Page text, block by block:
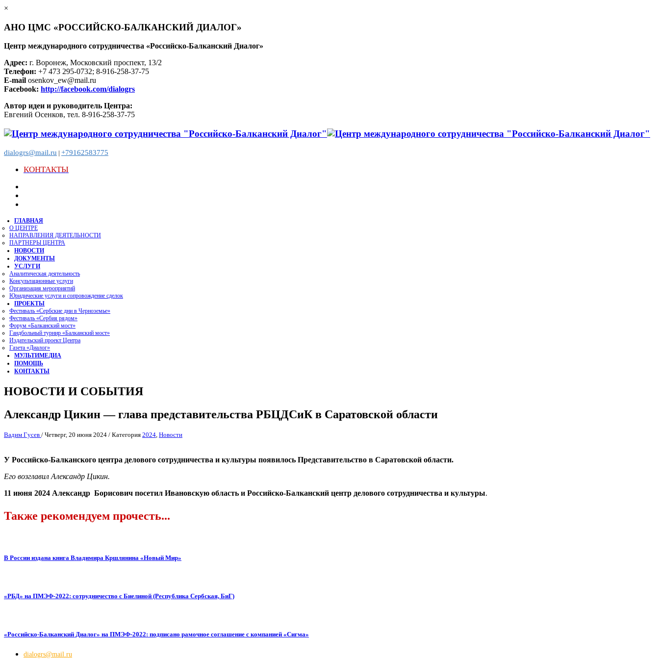
×
АНО ЦМС «РОССИЙСКО-БАЛКАНСКИЙ ДИАЛОГ»
Центр международного сотрудничества «Российско-Балканский Диалог»
Адрес: г. Воронеж, Московский проспект, 13/2
Телефон: +7 473 295-0732; 8-916-258-37-75
E-mail osenkov_ew@mail.ru
Facebook: http://facebook.com/dialogrs
Автор идеи и руководитель Центра:
Евгений Осенков, тел. 8-916-258-37-75
dialogrs@mail.ru | +79162583775
КОНТАКТЫ
ГЛАВНАЯ
О ЦЕНТРЕ
НАПРАВЛЕНИЯ ДЕЯТЕЛЬНОСТИ
ПАРТНЕРЫ ЦЕНТРА
НОВОСТИ
ДОКУМЕНТЫ
УСЛУГИ
Аналитическая деятельность
Консультационные услуги
Организация мероприятий
Юридические услуги и сопровождение сделок
ПРОЕКТЫ
Фестиваль «Сербские дни в Черноземье»
Фестиваль «Сербия рядом»
Форум «Балканский мост»
Гандбольный турнир «Балканский мост»
Издательский проект Центра
Газета «Диалог»
МУЛЬТИМЕДИА
ПОМОЩЬ
КОНТАКТЫ
НОВОСТИ И СОБЫТИЯ
Александр Цикин — глава представительства РБЦДСиК в Саратовской области
Вадим Гусев / Четверг, 20 июня 2024 / Категория 2024 Новости
У Российско-Балканского центра делового сотрудничества и культуры появилось Представительство в Саратовской области.
Его возглавил Александр Цикин.
11 июня 2024 Александр Борисович посетил Ивановскую область и Российско-Балканский центр делового сотрудничества и культуры.
Также рекомендуем прочесть...
В России издана книга Владимира Кршлянина «Новый Мир»
«РБД» на ПМЭФ-2022: сотрудничество с Биелиной (Республика Сербская, БиГ)
«Российско-Балканский Диалог» на ПМЭФ-2022: подписано рамочное соглашение с компанией «Сигма»
dialogrs@mail.ru